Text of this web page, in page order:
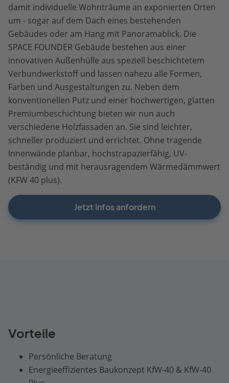
damit individuelle Wohnträume an exponierten Orten
um - sogar auf dem Dach eines bestehenden
Gebäudes oder am Hang mit Panoramablick. Die
SPACE FOUNDER Gebäude bestehen aus einer
innovativen Außenhülle aus speziell beschichtetem
Verbundwerkstoff und lassen nahezu alle Formen,
Farben und Ausgestaltungen zu. Neben dem
konventionellen Putz und einer hochwertigen, glatten
Premiumbeschichtung bieten wir nun auch
verschiedene Holzfassaden an. Sie sind leichter,
schneller produziert und errichtet. Ohne tragende
Innenwände planbar, hochstrapazierfähig, UV-
beständig und mit herausragendem Wärmedämmwert
(KFW 40 plus).
Jetzt Infos anfordern
Vorteile
Persönliche Beratung
Energieeffizientes Baukonzept KfW-40 & KfW-40